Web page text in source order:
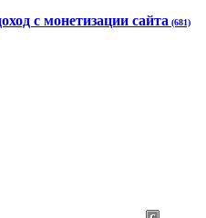
с монетизации сайта (681)